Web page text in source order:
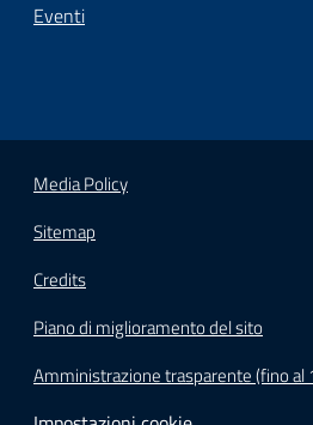
Eventi
Media Policy
Sitemap
Credits
Piano di miglioramento del sito
Amministrazione trasparente (fino al